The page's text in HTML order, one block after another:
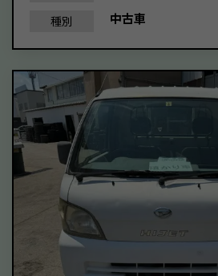
種別 中古車